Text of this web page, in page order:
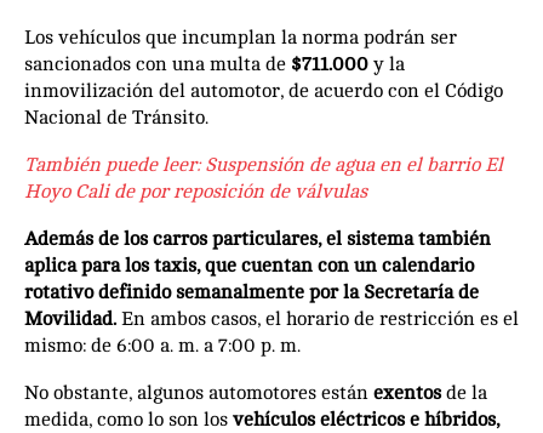
Los vehículos que incumplan la norma podrán ser
sancionados con una multa de $711.000 y la
inmovilización del automotor, de acuerdo con el Código
Nacional de Tránsito.
También puede leer:Suspensión de agua en el barrio El
Hoyo Cali de por reposición de válvulas
Además de los carros particulares, el sistema también
aplica para los taxis, que cuentan con un calendario
rotativo definido semanalmente por la Secretaría de
Movilidad. En ambos casos, el horario de restricción es el
mismo: de 6:00 a. m. a 7:00 p. m.
No obstante, algunos automotores están exentosde la
medida, como lo son los vehículos eléctricos e híbridos,